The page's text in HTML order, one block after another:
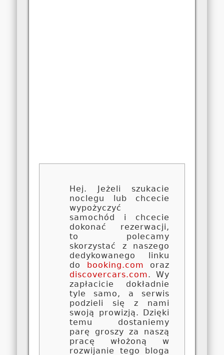
Hej. Jeżeli szukacie
noclegu lub chcecie
wypożyczyć
samochód i chcecie
dokonać rezerwacji,
to polecamy
skorzystać z naszego
dedykowanego linku
do booking.com oraz
discovercars.com. Wy
zapłacicie dokładnie
tyle samo, a serwis
podzieli się z nami
swoją prowizją. Dzięki
temu dostaniemy
parę groszy za naszą
pracę włożoną w
rozwijanie tego bloga